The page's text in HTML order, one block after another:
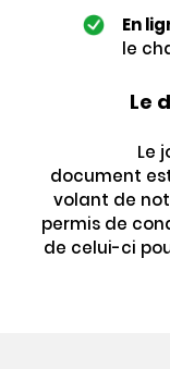
En
le
Le
Le
document
volant de
permis de
de celui-ci